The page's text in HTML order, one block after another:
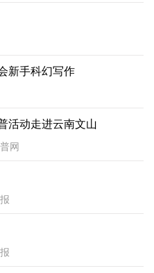
新手科幻写作
活动走进云南文山
网